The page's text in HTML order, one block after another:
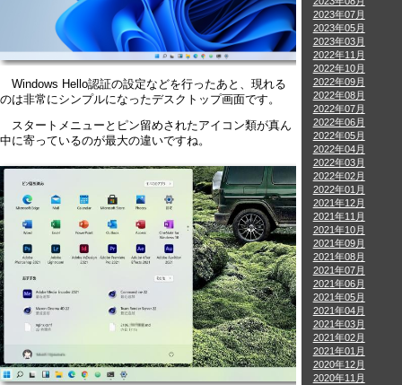
Windows Hello認証の設定などを行ったあと、現れる
のは非常にシンプルになったデスクトップ画面です。
スタートメニューとピン留めされたアイコン類が真ん
中に寄っているのが最大の違いですね。
2023年07月
2023年05月
2023年03月
2022年11月
2022年10月
2022年09月
2022年08月
2022年07月
2022年06月
2022年05月
2022年04月
2022年03月
2022年02月
2022年01月
2021年12月
2021年11月
2021年10月
2021年09月
2021年08月
2021年07月
2021年06月
2021年05月
2021年04月
2021年03月
2021年02月
2021年01月
2020年12月
2020年11月